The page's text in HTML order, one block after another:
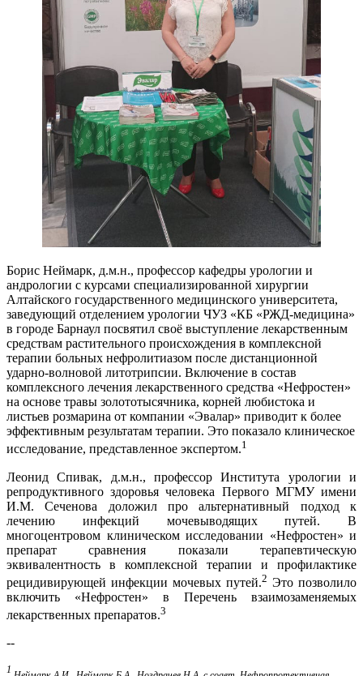
Борис Неймарк, д.м.н., профессор кафедры урологии и
андрологии с курсами специализированной хирургии
Алтайского государственного медицинского университета,
заведующий отделением урологии ЧУЗ «КБ «РЖД-медицина»
в городе Барнаул посвятил своё выступление лекарственным
средствам растительного происхождения в комплексной
терапии больных нефролитиазом после дистанционной
ударно-волновой литотрипсии. Включение в состав
комплексного лечения лекарственного средства «Нефростен»
на основе травы золототысячника, корней любистока и
листьев розмарина от компании «Эвалар» приводит к более
эффективным результатам терапии. Это показало клиническое
исследование, представленное экспертом.1
Леонид Спивак, д.м.н., профессор Института урологии и
репродуктивного здоровья человека Первого МГМУ имени
И.М. Сеченова доложил про альтернативный подход к
лечению инфекций мочевыводящих путей. В
многоцентровом клиническом исследовании «Нефростен» и
препарат сравнения показали терапевтическую
эквивалентность в комплексной терапии и профилактике
рецидивирующей инфекции мочевых путей.2 Это позволило
включить «Нефростен» в Перечень взаимозаменяемых
лекарственных препаратов.3
--
1